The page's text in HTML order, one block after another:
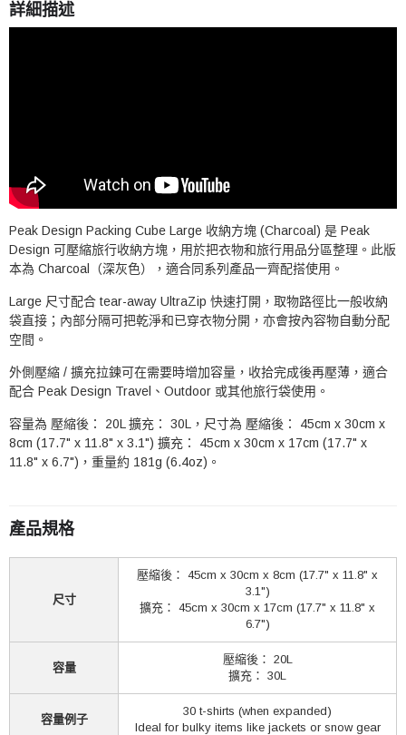
詳細描述
Peak Design Packing Cube Large 收納方塊 (Charcoal) 是 Peak
Design 可壓縮旅行收納方塊，用於把衣物和旅行用品分區整理。此版
本為 Charcoal（深灰色），適合同系列產品一齊配搭使用。
Large 尺寸配合 tear-away UltraZip 快速打開，取物路徑比一般收納
袋直接；內部分隔可把乾淨和已穿衣物分開，亦會按內容物自動分配
空間。
外側壓縮 / 擴充拉鍊可在需要時增加容量，收拾完成後再壓薄，適合
配合 Peak Design Travel、Outdoor 或其他旅行袋使用。
容量為 壓縮後： 20L 擴充： 30L，尺寸為 壓縮後： 45cm x 30cm x
8cm (17.7" x 11.8" x 3.1") 擴充： 45cm x 30cm x 17cm (17.7" x
11.8" x 6.7")，重量約 181g (6.4oz)。
產品規格
尺寸
壓縮後： 45cm x 30cm x 8cm (17.7" x 11.8" x
3.1")
擴充： 45cm x 30cm x 17cm (17.7" x 11.8" x
6.7")
容量
壓縮後： 20L
擴充： 30L
容量例子
30 t-shirts (when expanded)
Ideal for bulky items like jackets or snow gear